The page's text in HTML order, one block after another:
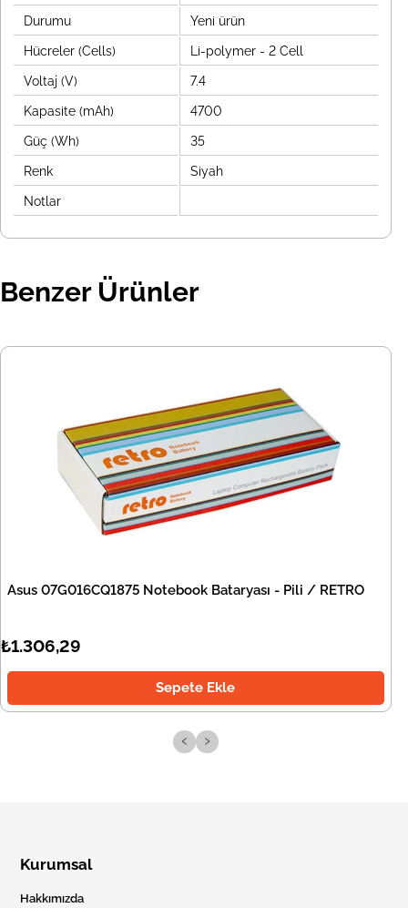
Durumu Yeni ürün
Hücreler (Cells) Li-polymer - 2 Cell
Voltaj (V) 7.4
Kapasite (mAh) 4700
Güç (Wh) 35
Renk Siyah
Notlar
Benzer Ürünler
Asus 07G016CQ1875 Notebook Bataryası - Pili / RETRO
₺1.306,29
Sepete Ekle
‹ ›
Kurumsal
Hakkımızda